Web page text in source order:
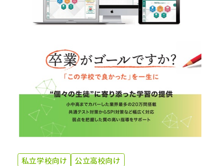
私立学校向け 公立高校向け